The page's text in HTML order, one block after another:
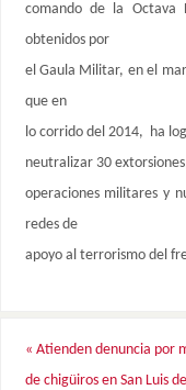
comando de la Octava
obtenidos por
el Gaula Militar, en el
que en
lo corrido del 2014, ha
neutralizar 30
operaciones militares y
redes de
apoyo al terrorismo del
« Atienden denuncia por
de chigüiros en San Luis de